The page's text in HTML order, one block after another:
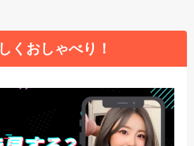
くおしゃべり！